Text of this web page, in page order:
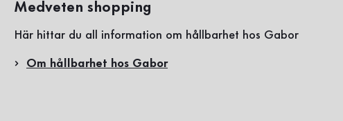
Medveten shopping
Här hittar du all information om hållbarhet hos Gabor
Om hållbarhet hos Gabor